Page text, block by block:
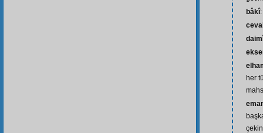
bâkî:
her